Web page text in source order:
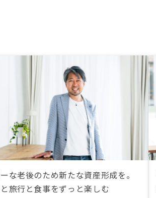
な老後のため新たな資産形成を。
旅行と食事をずっと楽しむ